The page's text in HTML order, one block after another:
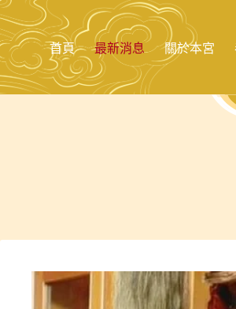
跳
至
主
要
內
首頁 最新消息 關於本宮